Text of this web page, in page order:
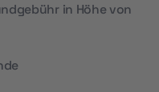
in Höhe von